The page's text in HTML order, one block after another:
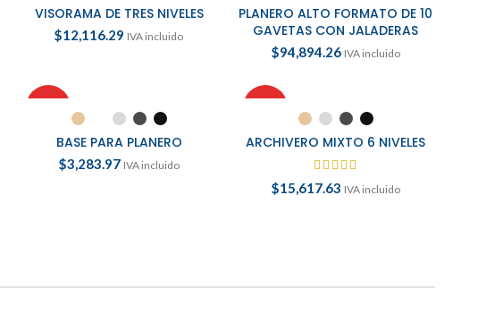
VISORAMA DE TRES NIVELES
$12,116.29 IVA incluido
PLANERO ALTO FORMATO DE 10
GAVETAS CON JALADERAS
$94,894.26 IVA incluido
SELECCIONAR OPCIONES
BASE PARA PLANERO
$3,283.97 IVA incluido
SELECCIONAR OPCIONES
ARCHIVERO MIXTO 6 NIVELES
$15,617.63 IVA incluido